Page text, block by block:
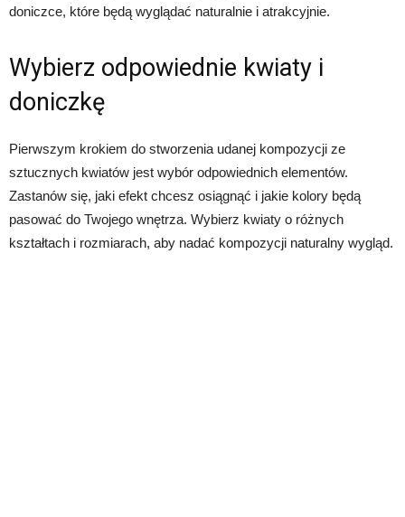
doniczce, które będą wyglądać naturalnie i atrakcyjnie.
Wybierz odpowiednie kwiaty i
doniczkę
Pierwszym krokiem do stworzenia udanej kompozycji ze
sztucznych kwiatów jest wybór odpowiednich elementów.
Zastanów się, jaki efekt chcesz osiągnąć i jakie kolory będą
pasować do Twojego wnętrza. Wybierz kwiaty o różnych
kształtach i rozmiarach, aby nadać kompozycji naturalny wygląd.